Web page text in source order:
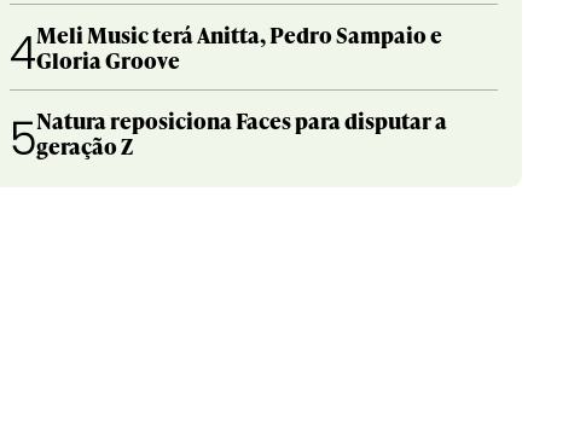
4Meli Music terá Anitta, Pedro Sampaio e
Gloria Groove
5Natura reposiciona Faces para disputar a
geração Z